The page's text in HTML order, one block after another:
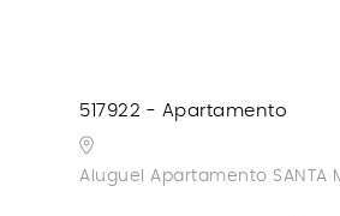
517922 - Apartamento
Aluguel Apartamento SANTA